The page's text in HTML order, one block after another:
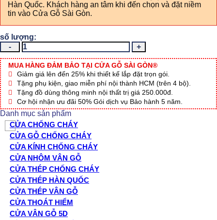
Hàn Quốc. Khách hàng an tâm khi đến chọn và đặt niềm
tin vào Cửa Gỗ Sài Gòn.
CỬA
NHỰA
ABS
HÀN
QUỐC
KSD.305-
K1129
số
lượng
MUA HÀNG ĐẢM BẢO TẠI CỬA GỖ SÀI GÒN®
Giảm giá lên đến 25% khi thiết kế lắp đặt trọn gói.
Tặng phụ kiện, giao miễn phí nội thành HCM (trên 4 bộ).
Tặng đồ dùng thông minh nội thất trị giá 250.000đ.
Cơ hội nhận ưu đãi 50% Gói dịch vụ Bảo hành 5 năm.
Danh mục sản phẩm
CỬA CHỐNG CHÁY
CỬA GỖ CHỐNG CHÁY
CỬA KÍNH CHỐNG CHÁY
CỬA NHÔM VÂN GỖ
CỬA THÉP CHỐNG CHÁY
CỬA THÉP HÀN QUỐC
CỬA THÉP VÂN GỖ
CỬA THOÁT HIỂM
CỬA VÂN GỖ 5D